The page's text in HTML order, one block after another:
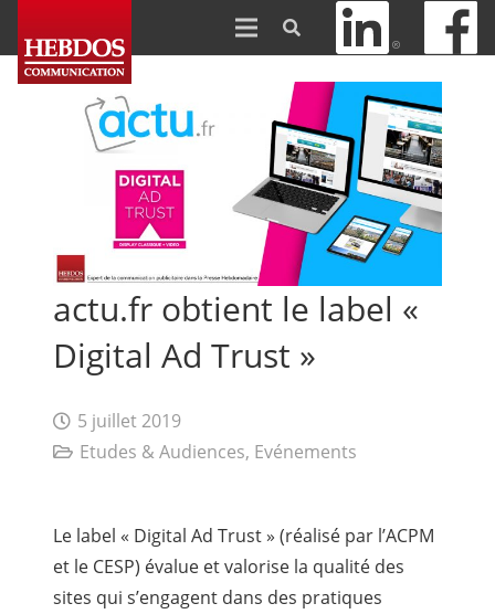
actu.fr obtient le label «
Digital Ad Trust »
5 juillet 2019
Etudes & Audiences, Evénements
Le label « Digital Ad Trust » (réalisé par l’ACPM
et le CESP) évalue et valorise la qualité des
sites qui s’engagent dans des pratiques